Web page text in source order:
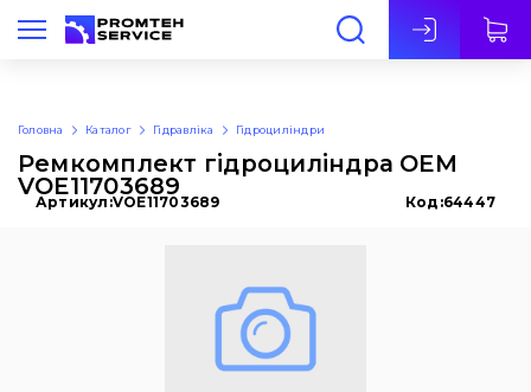
Укр
Головна Каталог Гідравліка Гідроциліндри
Ремкомплект гідроциліндра OEM
VOE11703689
Артикул:VOE11703689 Код:64447